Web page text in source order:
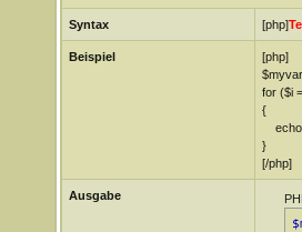
Syntax [php]
Beispiel
[php]
for ($i
{
echo
}
[/php]
Ausgabe